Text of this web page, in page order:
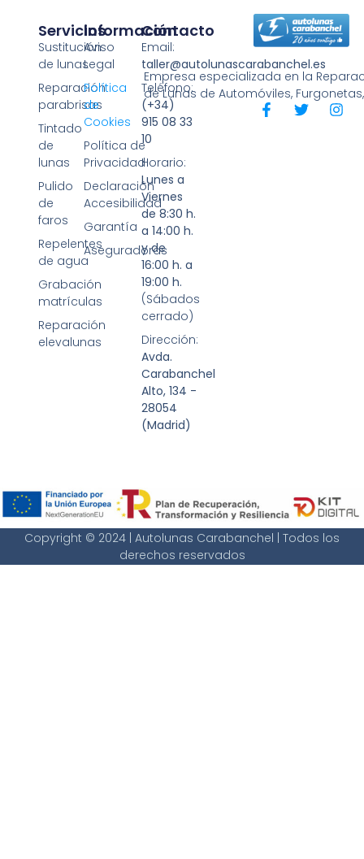
Empresa especializada en la
de Lunas de Automóviles,
Servicios
Sustitución
de lunas
Reparación
parabrisas
Tintado
de
lunas
Pulido
de
faros
Repelentes
de agua
Grabación
matrículas
Reparación
elevalunas
Información
Aviso
Legal
Política
de
Cookies
Política de
Privacidad
Declaración
Accesibilidad
Garantía
Aseguradoras
Contacto
Email:
taller@autolunascarabanchel.es
Teléfono:
(+34)
915 08 33
10
Horario:
Lunes a
Viernes
de 8:30 h.
a 14:00 h.
y de
16:00 h. a
19:00 h.
(Sábados
cerrado)
Dirección:
Avda.
Carabanchel
Alto, 134 -
28054
(Madrid)
Copyright © 2024 | Autolunas Carabanchel | Todos los
derechos reservados